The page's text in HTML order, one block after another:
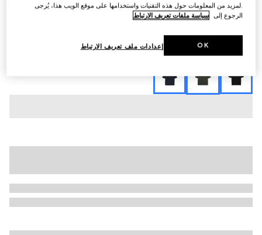
تي شيرت من قماش محبوك من القطن والحرير مع
تنويعاتأخضر حرجي
.لمزيد من المعلومات حول هذه التقنيات واستخدامها على موقع الويب هذا، يُرجى
الرجوع إلى سياسة ملفات تعريف الارتباط
إعدادات ملف تعريف الارتباط OK